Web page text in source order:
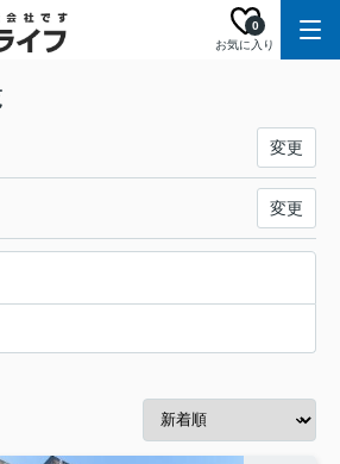
お気に入り
0
変更
変更